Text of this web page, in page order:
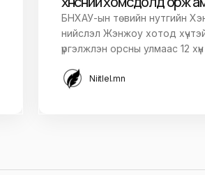
БНХАУ-ын төвийн нутгийн
нийслэл Жэнжоу хотод
үргэлжлэн орсны улмаас 12
Niitlel.mn